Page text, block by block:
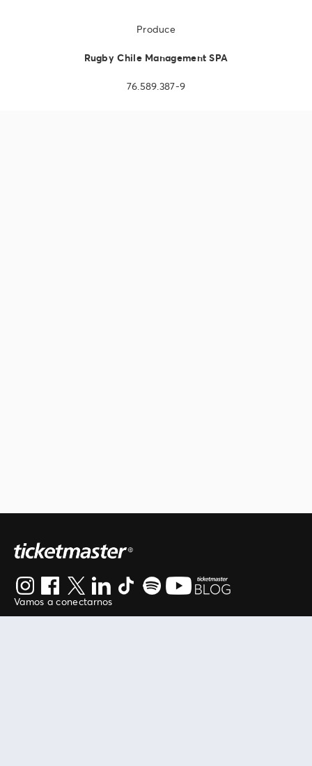
Produce
Rugby Chile Management SPA
76.589.387-9
Vamos a conectarnos